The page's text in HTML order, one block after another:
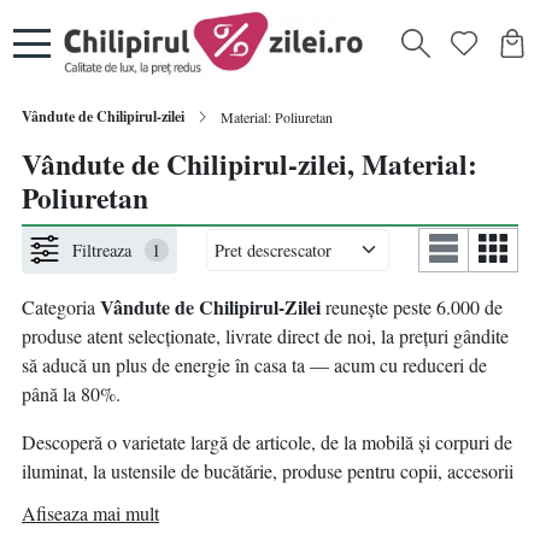
Vândute de Chilipirul-zilei Material: Poliuretan
Vândute de Chilipirul-zilei, Material:
Poliuretan
Filtreaza 1
Categoria Vândute de Chilipirul-Zileireunește peste 6.000 de
produse atent selecționate, livrate direct de noi, la prețuri gândite
să aducă un plus de energie în casa ta — acum cu reduceri de
până la 80%.
Descoperă o varietate largă de articole, de la mobilă și corpuri de
iluminat, la ustensile de bucătărie, produse pentru copii, accesorii
idei practice pentru un nou început.
Afiseaza mai mult